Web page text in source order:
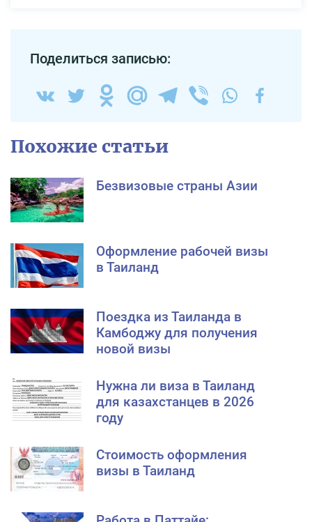
Поделиться записью:
Похожие статьи
Безвизовые страны Азии
Оформление рабочей визы
в Таиланд
Поездка из Таиланда в
Камбоджу для получения
новой визы
Нужна ли виза в Таиланд
для казахстанцев в 2026
году
Стоимость оформления
визы в Таиланд